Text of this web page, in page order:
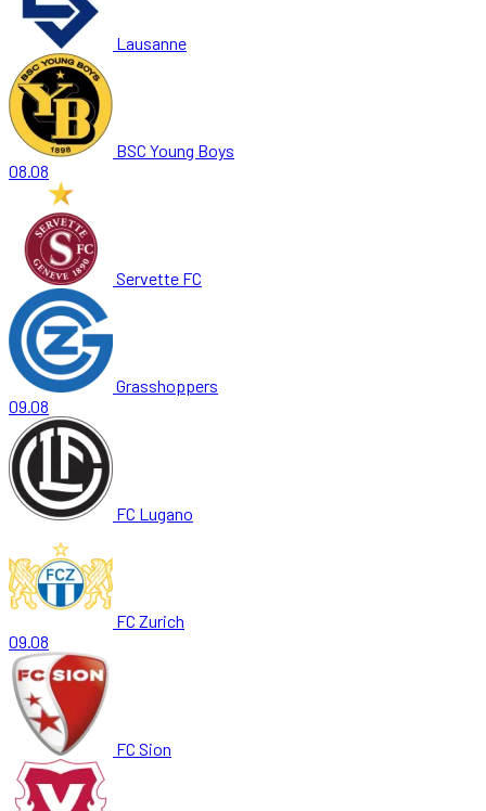
Lausanne
BSC Young Boys
08.08
Servette FC
Grasshoppers
09.08
FC Lugano
FC Zurich
09.08
FC Sion